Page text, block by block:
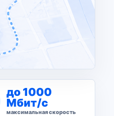
до 1000
Мбит/с
максимальная скорость